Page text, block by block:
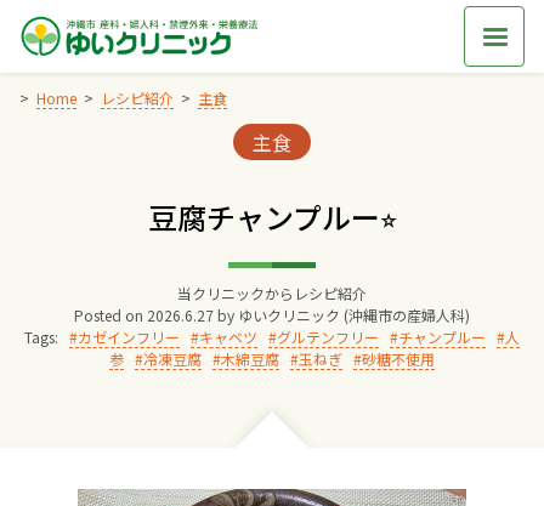
Skip
content
Home レシピ紹介 主食
Categories:
主食
豆腐チャンプルー⭐︎
当クリニックからレシピ紹介
Posted on 2026.6.27by ゆいクリニック (沖縄市の産婦人科)
Tags:
カゼインフリー キャベツ グルテンフリー チャンプルー
人
参
冷凍豆腐 木綿豆腐 玉ねぎ 砂糖不使用
院長からのごあいさつ